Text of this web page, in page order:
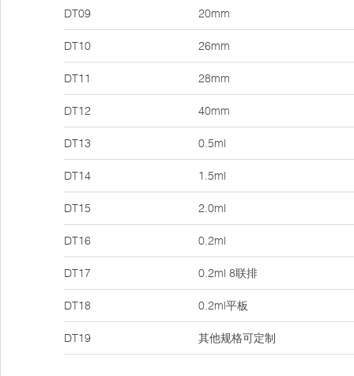
DT09 20mm
DT10 26mm
DT11 28mm
DT12 40mm
DT13 0.5ml
DT14 1.5ml
DT15 2.0ml
DT16 0.2ml
DT17 0.2ml 8联排
DT18 0.2ml平板
DT19 其他规格可定制